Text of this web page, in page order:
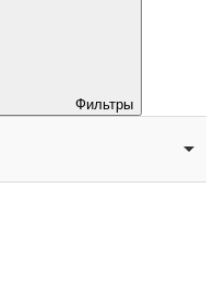
Фильтры